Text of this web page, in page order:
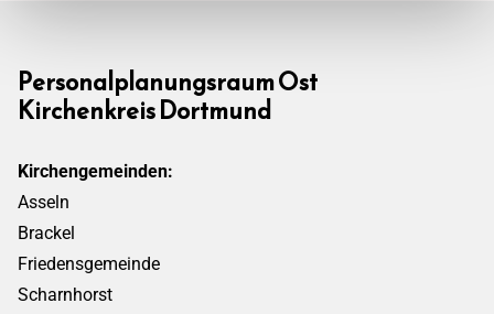
Personalplanungsraum Ost
Kirchenkreis Dortmund
Kirchengemeinden:
Asseln
Brackel
Friedensgemeinde
Scharnhorst